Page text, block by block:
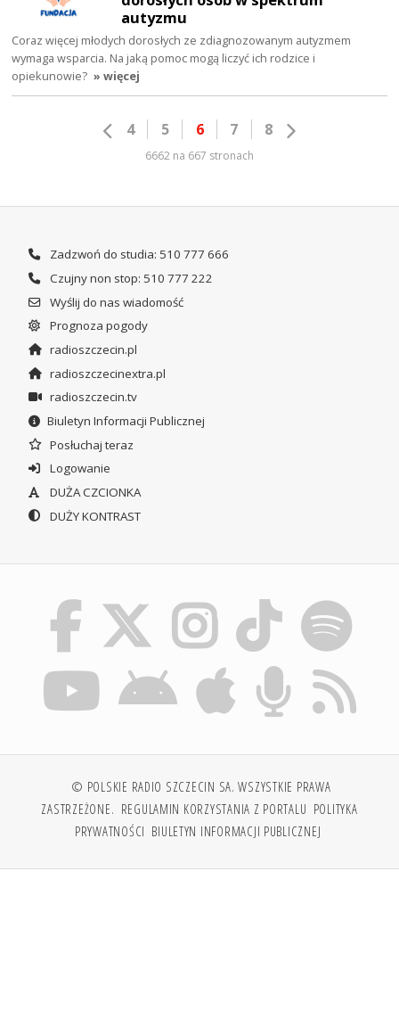
autyzmu
Coraz więcej młodych dorosłych ze zdiagnozowanym autyzmem
wymaga wsparcia. Na jaką pomoc mogą liczyć ich rodzice i
opiekunowie? » więcej
4 5 6 7 8
6662 na 667 stronach
Zadzwoń do studia: 510 777 666
Czujny non stop: 510 777 222
Wyślij do nas wiadomość
Prognoza pogody
radioszczecin.pl
radioszczecinextra.pl
radioszczecin.tv
Biuletyn Informacji Publicznej
Posłuchaj teraz
Logowanie
DUŻA CZCIONKA
DUŻY KONTRAST
© POLSKIE RADIO SZCZECIN SA. WSZYSTKIE PRAWA
ZASTRZEŻONE. REGULAMIN KORZYSTANIA Z PORTALU POLITYKA
PRYWATNOŚCI BIULETYN INFORMACJI PUBLICZNEJ